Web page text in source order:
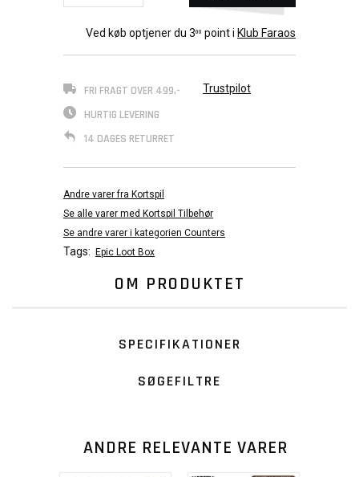
Ved køb optjener du 300 point i Klub Faraos
FRI FRAGT OVER 499,-
HURTIG LEVERING
14 DAGES RETURRET
Trustpilot
Andre varer fra Kortspil
Se alle varer med Kortspil Tilbehør
Se andre varer i kategorien Counters
Tags: Epic Loot Box
OM PRODUKTET
SPECIFIKATIONER
SØGEFILTRE
ANDRE RELEVANTE VARER